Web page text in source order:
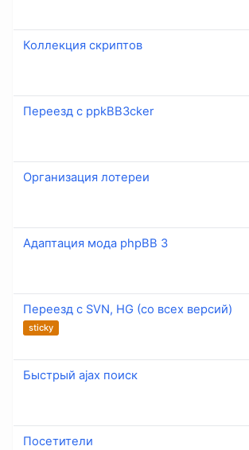
Коллекция скриптов
Переезд с ppkBB3cker
Организация лотереи
Адаптация мода phpBB 3
Переезд с SVN, HG (со всех версий)
sticky
Быстрый ajax поиск
Посетители